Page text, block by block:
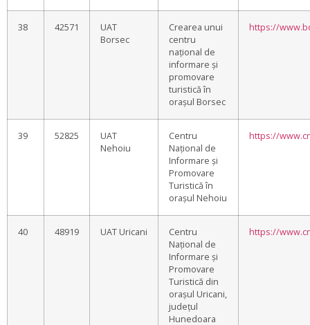
38 42571
UAT
Borsec
Crearea unui
centru
național de
informare și
promovare
turistică în
orașul Borsec
https://
39 52825
UAT
Nehoiu
Centru
Național de
Informare și
Promovare
Turistică în
orașul Nehoiu
https://
40 48919 UAT Uricani
Centru
Național de
Informare și
Promovare
Turistică din
orașul Uricani,
județul
Hunedoara
https://